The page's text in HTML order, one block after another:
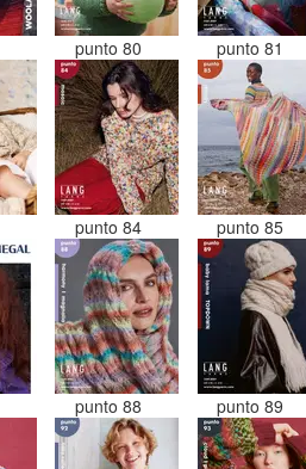
punto 80 punto 81
punto 84 punto 85
punto 88 punto 89